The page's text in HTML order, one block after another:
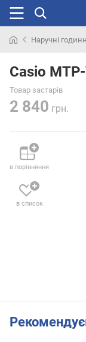
раніше
Наручні
Casio
Товар застарів
2 840 грн.
в порівняння
в список